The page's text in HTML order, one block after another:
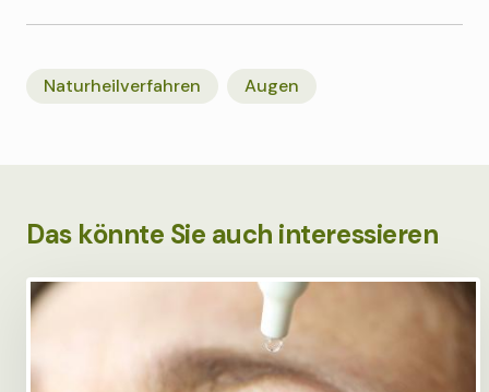
Naturheilverfahren Augen
Das könnte Sie auch interessieren